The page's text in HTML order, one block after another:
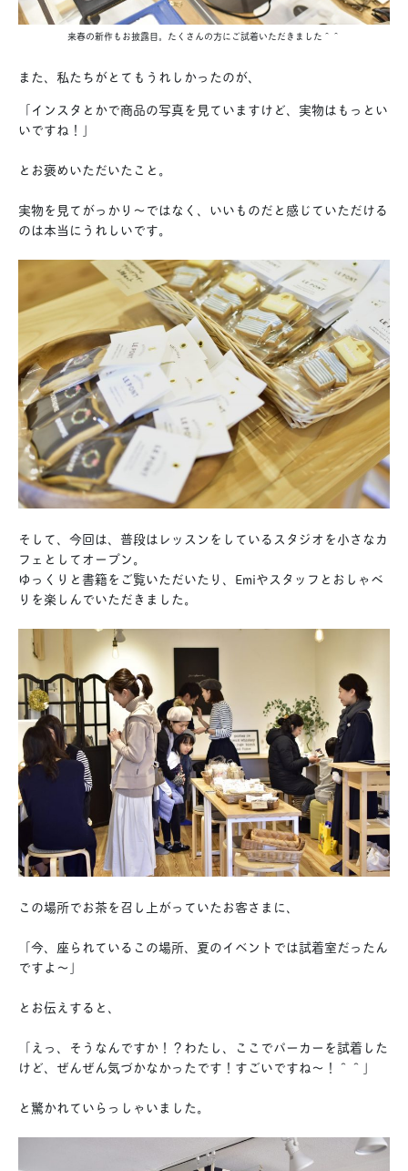
来春の新作もお披露目。たくさんの方にご試着いただきました＾＾
また、私たちがとてもうれしかったのが、
「インスタとかで商品の写真を見ていますけど、実物はもっとい
いですね！」
とお褒めいただいたこと。
実物を見てがっかり〜ではなく、いいものだと感じていただける
のは本当にうれしいです。
そして、今回は、普段はレッスンをしているスタジオを小さなカ
フェとしてオープン。
ゆっくりと書籍をご覧いただいたり、Emiやスタッフとおしゃべ
りを楽しんでいただきました。
この場所でお茶を召し上がっていたお客さまに、
「今、座られているこの場所、夏のイベントでは試着室だったん
ですよ〜」
とお伝えすると、
「えっ、そうなんですか！？わたし、ここでパーカーを試着した
けど、ぜんぜん気づかなかったです！すごいですね〜！＾＾」
と驚かれていらっしゃいました。